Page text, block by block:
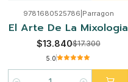
-20%
9781680525786 Parragon
El Arte De La Mixologia
$13.840$17.300
5.0